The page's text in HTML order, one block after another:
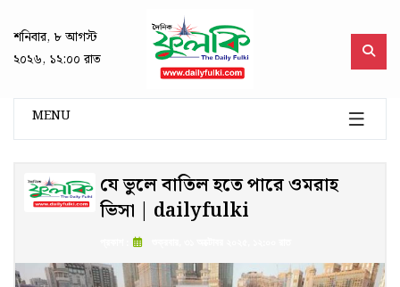
শনিবার, ৮ আগস্ট
২০২৬, ১২:০০ রাত
MENU
যে ভুলে বাতিল হতে পারে ওমরাহ
ভিসা | dailyfulki